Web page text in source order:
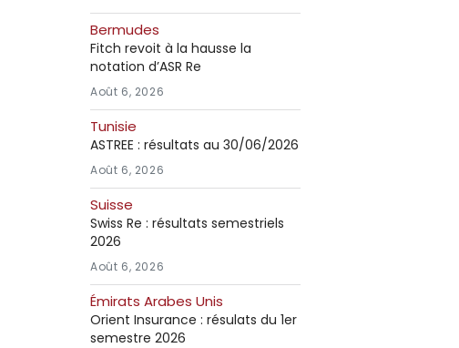
Bermudes
Fitch revoit à la hausse la
notation d’ASR Re
Août 6, 2026
Tunisie
ASTREE : résultats au 30/06/2026
Août 6, 2026
Suisse
Swiss Re : résultats semestriels
2026
Août 6, 2026
Émirats Arabes Unis
Orient Insurance : résulats du 1er
semestre 2026